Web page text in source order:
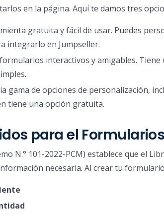
en la página. Aquí te damos tres
gratuita y fácil de usar. Puedes
integrarlo en Jumpseller.
interactivos y amigables.
gama de opciones de personalización,
tiene una opción gratuita.
para el
N.° 101-2022-PCM) establece que el
necesaria. Al crear tu